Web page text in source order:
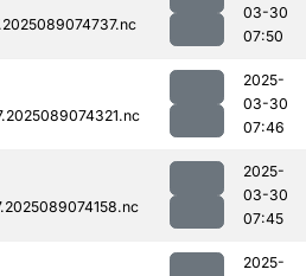
03-30
07:50
2025-
03-30
07:46
2025-
03-30
07:45
2025-